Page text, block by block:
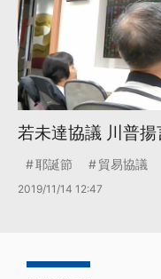
若未達協議 川普
耶誕節 貿易協議
2019/11/14 12:47